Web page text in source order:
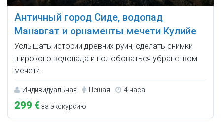
Античный город Сиде, водопад
Манавгат и орнаменты мечети Кулийе
Услышать истории древних руин, сделать снимки
широкого водопада и полюбоваться убранством
мечети.
Индивидуальная Пешая 4 часа
299 €за экскурсию